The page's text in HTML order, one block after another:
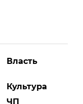
Власть
Культура
ЧП